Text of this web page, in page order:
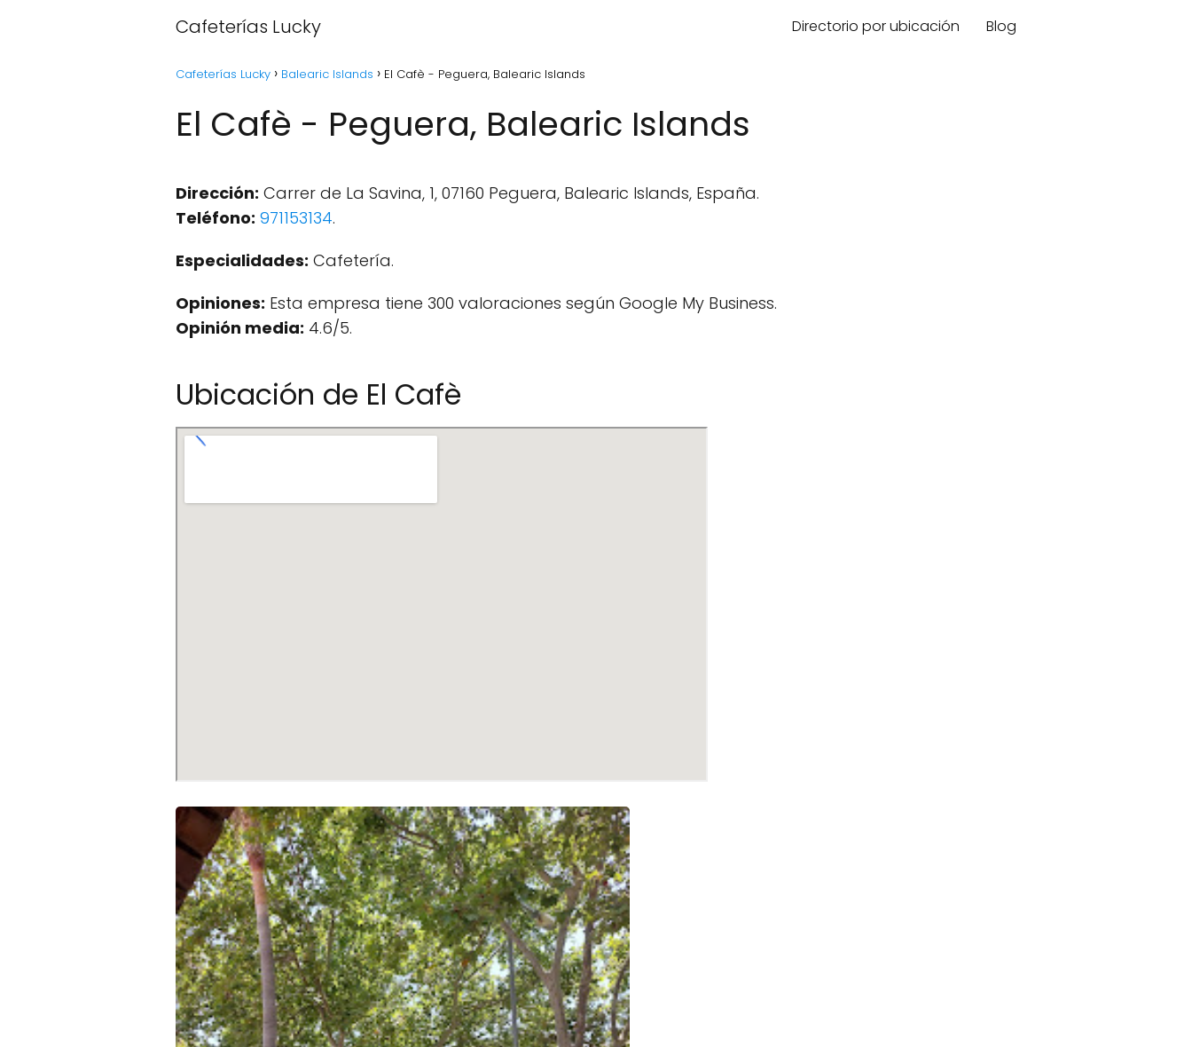
Cafeterías Lucky Directorio por ubicación Blog
Cafeterías Lucky Balearic Islands El Cafè - Peguera, Balearic Islands
El Cafè - Peguera, Balearic Islands
Dirección: Carrer de La Savina, 1, 07160 Peguera, Balearic Islands, España.
Teléfono: 971153134.
Especialidades: Cafetería.
Opiniones: Esta empresa tiene 300 valoraciones según Google My Business.
Opinión media: 4.6/5.
Ubicación de El Cafè